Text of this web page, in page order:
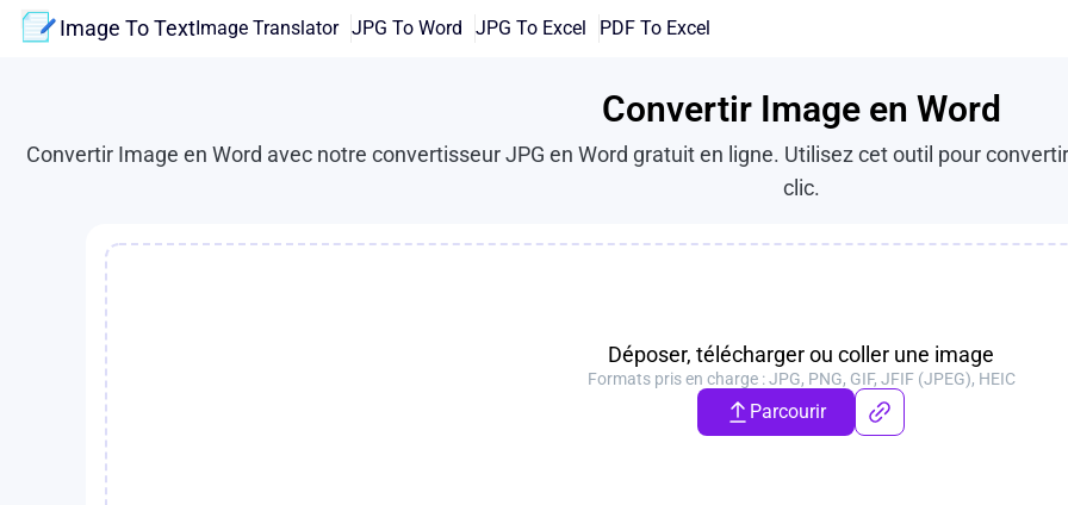
Image To TextImage Translator JPG To Word JPG To Excel PDF To Excel
Convertir Image en Word
Convertir Image en Word avec notre convertisseur JPG en Word gratuit en ligne. Utilisez cet outil pour
clic.
Déposer, télécharger ou coller une image
Formats pris en charge : JPG, PNG, GIF, JFIF (JPEG), HEIC
Parcourir